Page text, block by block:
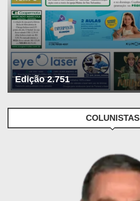
Edição 2.751
COLUNISTAS